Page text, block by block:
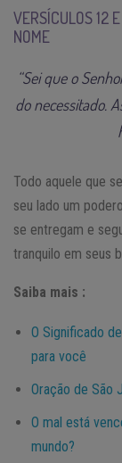
VERSÍCULOS 12
NOME
“Sei que o
do necessitado.
Todo aquele que
seu lado um
se entregam e
tranquilo em seus
Saiba mais :
O Significado
para você
Oração de São
O mal está
mundo?